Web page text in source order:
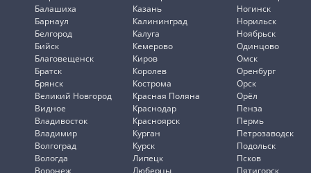
Балашиха
Барнаул
Белгород
Бийск
Благовещенск
Братск
Брянск
Великий Новгород
Видное
Владивосток
Владимир
Волгоград
Вологда
Воронеж
Казань
Калининград
Калуга
Кемерово
Киров
Королев
Кострома
Красная Поляна
Краснодар
Красноярск
Курган
Курск
Липецк
Люберцы
Ногинск
Норильск
Ноябрьск
Одинцово
Омск
Оренбург
Орск
Орёл
Пенза
Пермь
Петрозаводск
Подольск
Псков
Пятигорск